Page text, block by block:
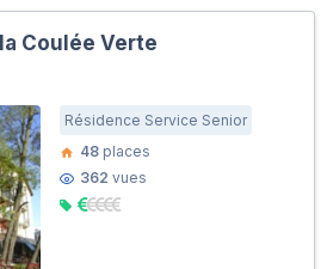
Coulée Verte
Résidence Service Senior
48 places
362 vues